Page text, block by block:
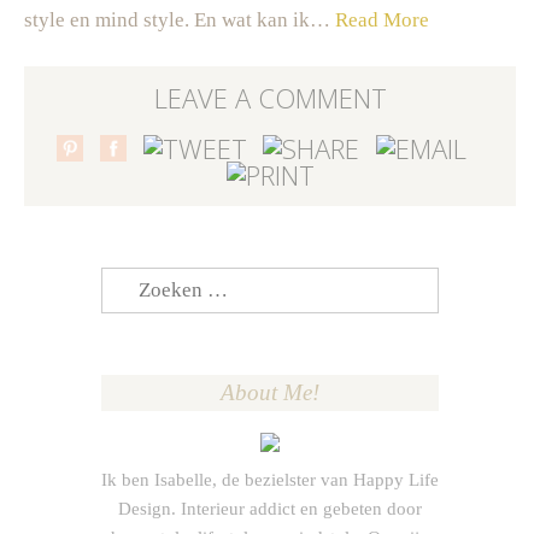
style en mind style. En wat kan ik… Read More
LEAVE A COMMENT
Zoeken
naar:
About Me!
Ik ben Isabelle, de bezielster van Happy Life
Design. Interieur addict en gebeten door